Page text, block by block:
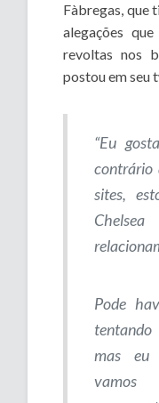
Fàbregas, que
alegações
revoltas nos
postou em seu
“Eu
contrário
sites,
Pode
mas eu